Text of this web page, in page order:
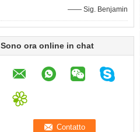
—— Sig. Benjamin
Sono ora online in chat